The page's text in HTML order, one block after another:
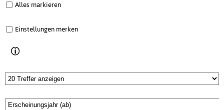
Alles markieren
Einstellungen merken